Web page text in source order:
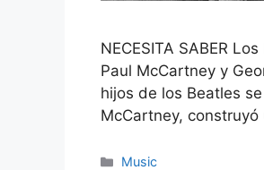
NECESITA SABER
Paul McCartney y
hijos de los Beatles
McCartney,
Categories
Music